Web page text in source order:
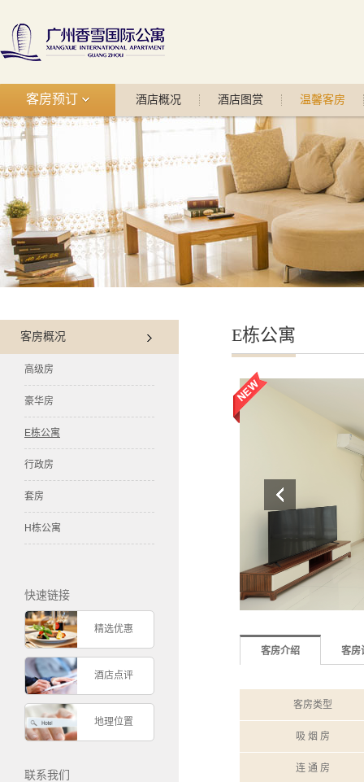
酒店概况 酒店图赏 温馨客房
客房预订
E栋公寓
客房介绍 客房
客房类型
吸 烟 房
连 通 房
客房概况
高级房
豪华房
E栋公寓
行政房
套房
H栋公寓
快速链接
精选优惠
酒店点评
地理位置
联系我们